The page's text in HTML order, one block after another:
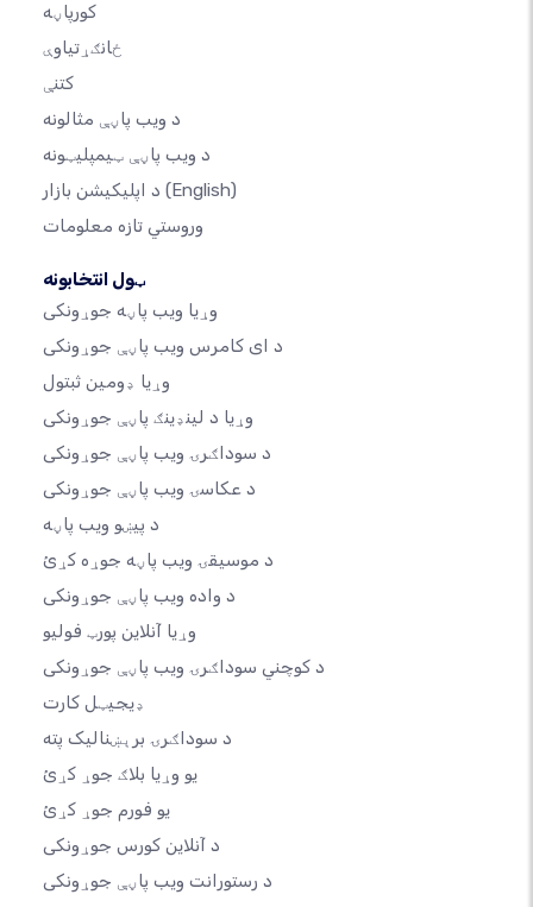
کورپاڼه
ځانګړتیاوې
کتنې
د ویب پاڼې مثالونه
د ویب پاڼې ټیمپلیټونه
(English)
وروستي تازه معلومات
ټول انتخابونه
وړیا ویب پاڼه جوړونکی
د ای کامرس ویب پاڼې جوړونکی
وړیا ډومین ثبتول
وړیا د لینډینګ پاڼې جوړونکی
د سوداګرۍ ویب پاڼې جوړونکی
د عکاسۍ ویب پاڼې جوړونکی
د پیښو ویب پاڼه
د موسیقۍ ویب پاڼه جوړه کړئ
د واده ویب پاڼې جوړونکی
وړیا آنلاین پورټ فولیو
د کوچني سوداګرۍ ویب پاڼې جوړونکی
ډیجیټل کارت
د سوداګرۍ برېښنالیک پته
یو وړیا بلاګ جوړ کړئ
یو فورم جوړ کړئ
د آنلاین کورس جوړونکی
د رستورانت ویب پاڼې جوړونکی